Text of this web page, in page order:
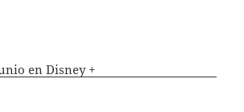
en Disney +